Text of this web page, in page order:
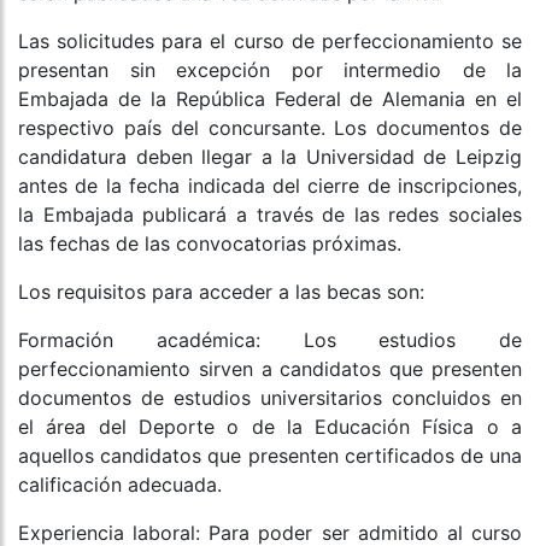
Las solicitudes para el curso de perfeccionamiento se
presentan sin excepción por intermedio de la
Embajada de la República Federal de Alemania en el
respectivo país del concursante. Los documentos de
candidatura deben llegar a la Universidad de Leipzig
antes de la fecha indicada del cierre de inscripciones,
la Embajada publicará a través de las redes sociales
las fechas de las convocatorias próximas.
Los requisitos para acceder a las becas son:
Formación académica: Los estudios de
perfeccionamiento sirven a candidatos que presenten
documentos de estudios universitarios concluidos en
el área del Deporte o de la Educación Física o a
aquellos candidatos que presenten certificados de una
calificación adecuada.
Experiencia laboral: Para poder ser admitido al curso